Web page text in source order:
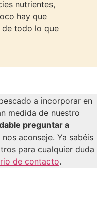
nutrientes,
hay que
de todo lo que
a incorporar en
medida de nuestro
preguntar a
aconseje. Ya sabéis
para cualquier duda
de contacto.